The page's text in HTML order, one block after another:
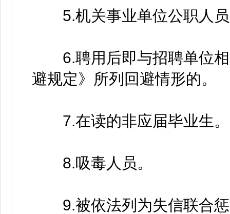
5.机关事业单位公职人员
6.聘用后即与招聘单位相
避规定》所列回避情形的。
7.在读的非应届毕业生。
8.吸毒人员。
9.被依法列为失信联合惩